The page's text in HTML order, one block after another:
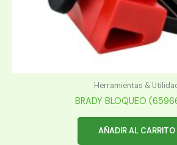
Herramientas &
BRADY BLOQUEO
AÑADIR AL CARRITO